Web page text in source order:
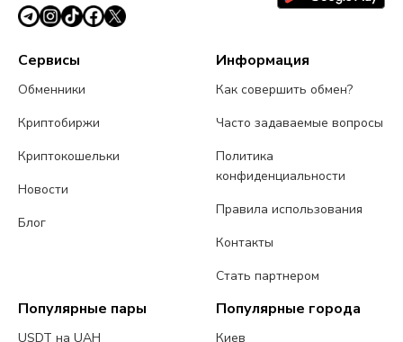
Сервисы
Обменники
Криптобиржи
Криптокошельки
Новости
Блог
Информация
Как совершить обмен?
Часто задаваемые вопросы
Политика
конфиденциальности
Правила использования
Контакты
Стать партнером
Популярные пары
USDT на UAH
Популярные города
Киев